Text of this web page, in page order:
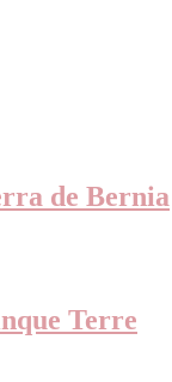
de Bernia
Terre